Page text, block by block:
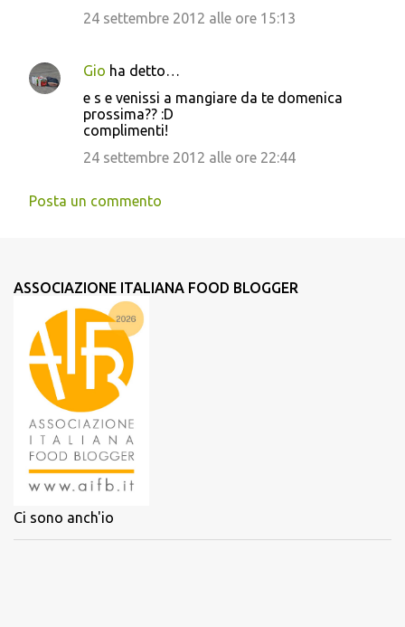
e
24 settembre 2012 alle ore 15:13
Gio ha detto…
e s e venissi a mangiare da te domenica
prossima?? :D
complimenti!
24 settembre 2012 alle ore 22:44
Posta un commento
ASSOCIAZIONE ITALIANA FOOD BLOGGER
Ci sono anch'io